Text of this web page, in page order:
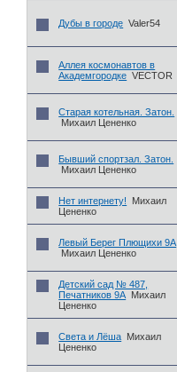
Дубы в городе Valer54
Аллея космонавтов в
Академгородке VECTOR
Старая котельная. Затон.
Михаил Цененко
Бывший спортзал. Затон.
Михаил Цененко
Нет интернету!
Михаил
Цененко
Левый Берег Плющихи 9А
Михаил Цененко
Детский сад № 487,
Печатников 9А Михаил
Цененко
Света и Лёша Михаил
Цененко